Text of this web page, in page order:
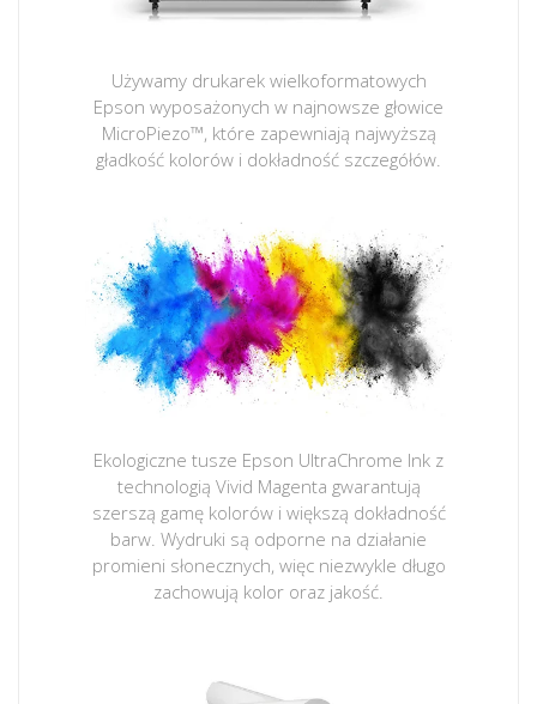
Używamy drukarek wielkoformatowych
Epson wyposażonych w najnowsze głowice
MicroPiezo™, które zapewniają najwyższą
gładkość kolorów i dokładność szczegółów.
Ekologiczne tusze Epson UltraChrome Ink z
technologią Vivid Magenta gwarantują
szerszą gamę kolorów i większą dokładność
barw. Wydruki są odporne na działanie
promieni słonecznych, więc niezwykle długo
zachowują kolor oraz jakość.